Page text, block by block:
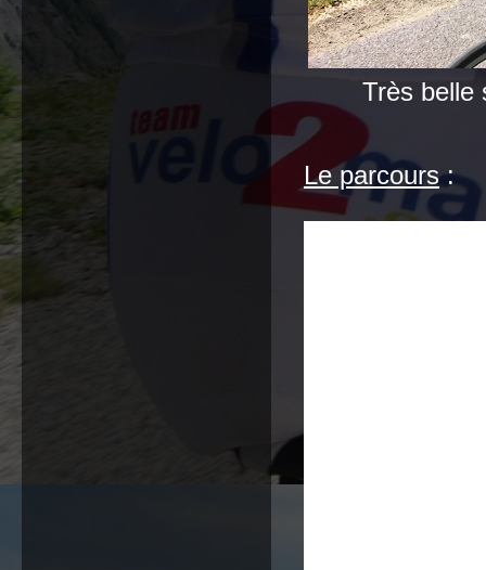
Très belle
Le parcours: